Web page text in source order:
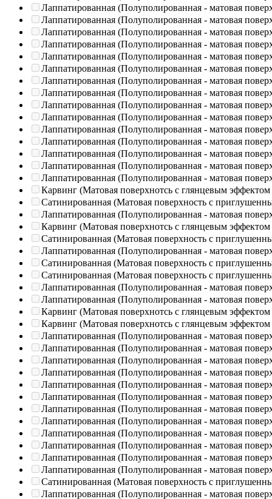
Лаппатированная (Полуполированная - матовая
Лаппатированная (Полуполированная - матовая
Лаппатированная (Полуполированная - матовая
Лаппатированная (Полуполированная - матовая
Лаппатированная (Полуполированная - матовая
Лаппатированная (Полуполированная - матовая
Лаппатированная (Полуполированная - матовая
Лаппатированная (Полуполированная - матовая
Лаппатированная (Полуполированная - матовая
Лаппатированная (Полуполированная - матовая
Лаппатированная (Полуполированная - матовая
Лаппатированная (Полуполированная - матовая
Лаппатированная (Полуполированная - матовая
Лаппатированная (Полуполированная - матовая
Лаппатированная (Полуполированная - матовая
Карвинг (Матовая поверхнотсь с глянцевым эффектом
Сатинированная (Матовая поверхность с
Лаппатированная (Полуполированная - матовая
Карвинг (Матовая поверхнотсь с глянцевым эффектом
Сатинированная (Матовая поверхность с
Лаппатированная (Полуполированная - матовая
Сатинированная (Матовая поверхность с
Сатинированная (Матовая поверхность с
Лаппатированная (Полуполированная - матовая
Лаппатированная (Полуполированная - матовая
Карвинг (Матовая поверхнотсь с глянцевым эффектом
Карвинг (Матовая поверхнотсь с глянцевым эффектом
Лаппатированная (Полуполированная - матовая
Лаппатированная (Полуполированная - матовая
Лаппатированная (Полуполированная - матовая
Лаппатированная (Полуполированная - матовая
Лаппатированная (Полуполированная - матовая
Лаппатированная (Полуполированная - матовая
Лаппатированная (Полуполированная - матовая
Лаппатированная (Полуполированная - матовая
Лаппатированная (Полуполированная - матовая
Лаппатированная (Полуполированная - матовая
Лаппатированная (Полуполированная - матовая
Лаппатированная (Полуполированная - матовая
Сатинированная (Матовая поверхность с
Лаппатированная (Полуполированная - матовая